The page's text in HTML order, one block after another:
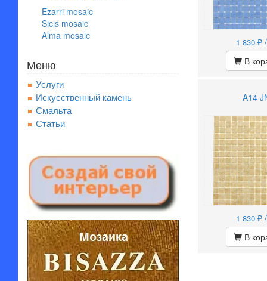
Ezarri mosaic
Sicis mosaic
Alma mosaic
Меню
Услуги
Искусственный камень
Смальта
Статьи
1 830 ₽
В
A14
1 830 ₽
В